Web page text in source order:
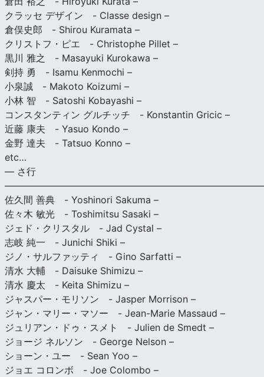
クラッセ デザイン - Classe design –
倉俣史郎 - Shirou Kuramata –
クリストフ・ピエ - Christophe Pillet –
黒川 雅之 - Masayuki Kurokawa –
剣持 勇 - Isamu Kenmochi –
小泉誠 - Makoto Koizumi –
小林 智 - Satoshi Kobayashi –
コンスタンティン グルチッチ - Konstantin Gricic –
近藤 康夫 - Yasuo Kondo –
金野 達夫 - Tatsuo Konno –
etc…
— さ行
佐久間 善典 - Yoshinori Sakuma –
佐々木 敏光 - Toshimitsu Sasaki –
ジェド・クリスタル - Jad Cystal –
志岐 純一 - Junichi Shiki –
ジノ・サルファッティ - Gino Sarfatti –
清水 大輔 - Daisuke Shimizu –
清水 慶太 - Keita Shimizu –
ジャスパー・モリソン - Jasper Morrison –
ジャン・マリー・マソー - Jean-Marie Massaud –
ジュリアン・ドゥ・スメト - Julien de Smedt –
ジョージ ネルソン - George Nelson –
ショーン・ユー - Sean Yoo –
ジョエ コロンボ - Joe Colombo –